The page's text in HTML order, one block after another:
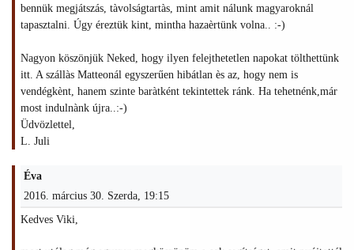
bennük megjátszás, tàvolságtartàs, mint amit nálunk magyaroknál
tapasztalni. Úgy éreztük kint, mintha hazaèrtünk volna.. :-)
Nagyon köszönjük Neked, hogy ilyen felejthetetlen napokat tölthettünk
itt. A szállàs Matteonál egyszerűen hibátlan ès az, hogy nem is
vendégkènt, hanem szinte baràtként tekintettek ránk. Ha tehetnénk,már
most indulnànk újra..:-)
Üdvözlettel,
L. Juli
Éva
2016. március 30. Szerda, 19:15
Kedves Viki,